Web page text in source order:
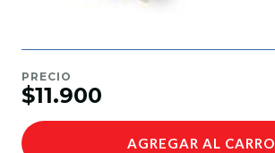
PRECIO
$11.900
AGREGAR AL CARRO